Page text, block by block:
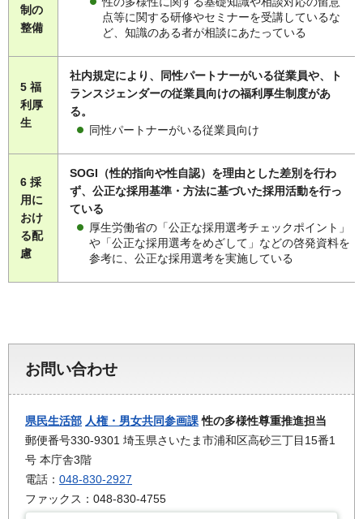
制の
整備
点等に関する研修やセミナーを受講しているな
ど、知識のある者が相談にあたっている
5 福
利厚
生
社内規定により、同性パートナーがいる従業員や、ト
ランスジェンダーの従業員向けの福利厚生制度があ
る。
同性パートナーがいる従業員向け
6 採
用に
おけ
る配
慮
SOGI（性的指向や性自認）を理由とした差別を行わ
ず、公正な採用基準・方法に基づいた採用活動を行っ
ている
厚生労働省の「公正な採用選考チェックポイント」
や「公正な採用選考をめざして」などの啓発資料を
参考に、公正な採用選考を実施している
お問い合わせ
県民生活部 人権・男女共同参画課性の多様性尊重推進担当
郵便番号330-9301 埼玉県さいたま市浦和区高砂三丁目15番1
号 本庁舎3階
電話： 048-830-2927
ファックス：048-830-4755